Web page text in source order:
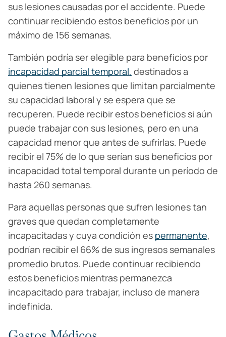
sus lesiones causadas por el accidente. Puede
continuar recibiendo estos beneficios por un
máximo de 156 semanas.
También podría ser elegible para beneficios por
incapacidad parcial temporal, destinados a
quienes tienen lesiones que limitan parcialmente
su capacidad laboral y se espera que se
recuperen. Puede recibir estos beneficios si aún
puede trabajar con sus lesiones, pero en una
capacidad menor que antes de sufrirlas. Puede
recibir el 75% de lo que serían sus beneficios por
incapacidad total temporal durante un período de
hasta 260 semanas.
Para aquellas personas que sufren lesiones tan
graves que quedan completamente
incapacitadas y cuya condición es permanente,
podrían recibir el 66% de sus ingresos semanales
promedio brutos. Puede continuar recibiendo
estos beneficios mientras permanezca
incapacitado para trabajar, incluso de manera
indefinida.